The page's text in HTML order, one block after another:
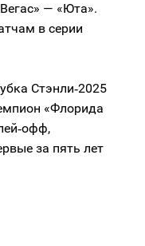
— «Юта».
в серии
Стэнли‑2025
«Флорида
за пять лет